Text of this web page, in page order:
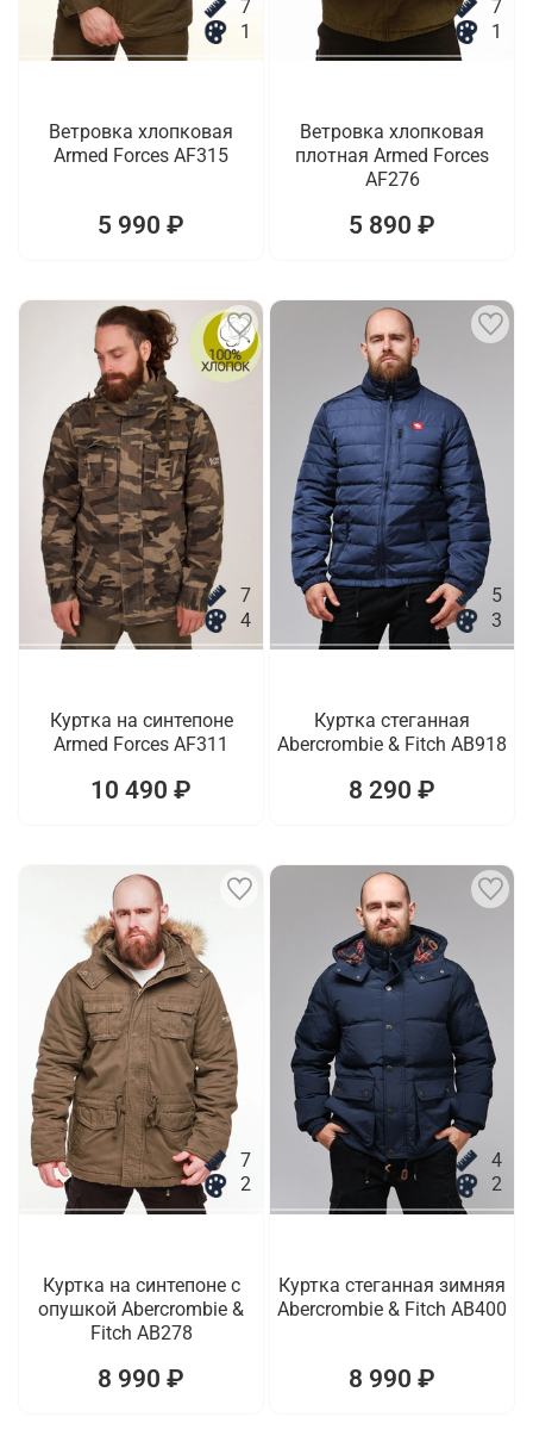
7
1
Ветровка хлопковая
Armed Forces AF315
5 990 ₽
7
1
Ветровка хлопковая
плотная Armed Forces
AF276
5 890 ₽
7
4
Куртка на синтепоне
Armed Forces AF311
10 490 ₽
5
3
Куртка стеганная
Abercrombie & Fitch AB918
8 290 ₽
7
2
Куртка на синтепоне с
опушкой Abercrombie &
Fitch AB278
8 990 ₽
4
2
Куртка стеганная зимняя
Abercrombie & Fitch AB400
8 990 ₽